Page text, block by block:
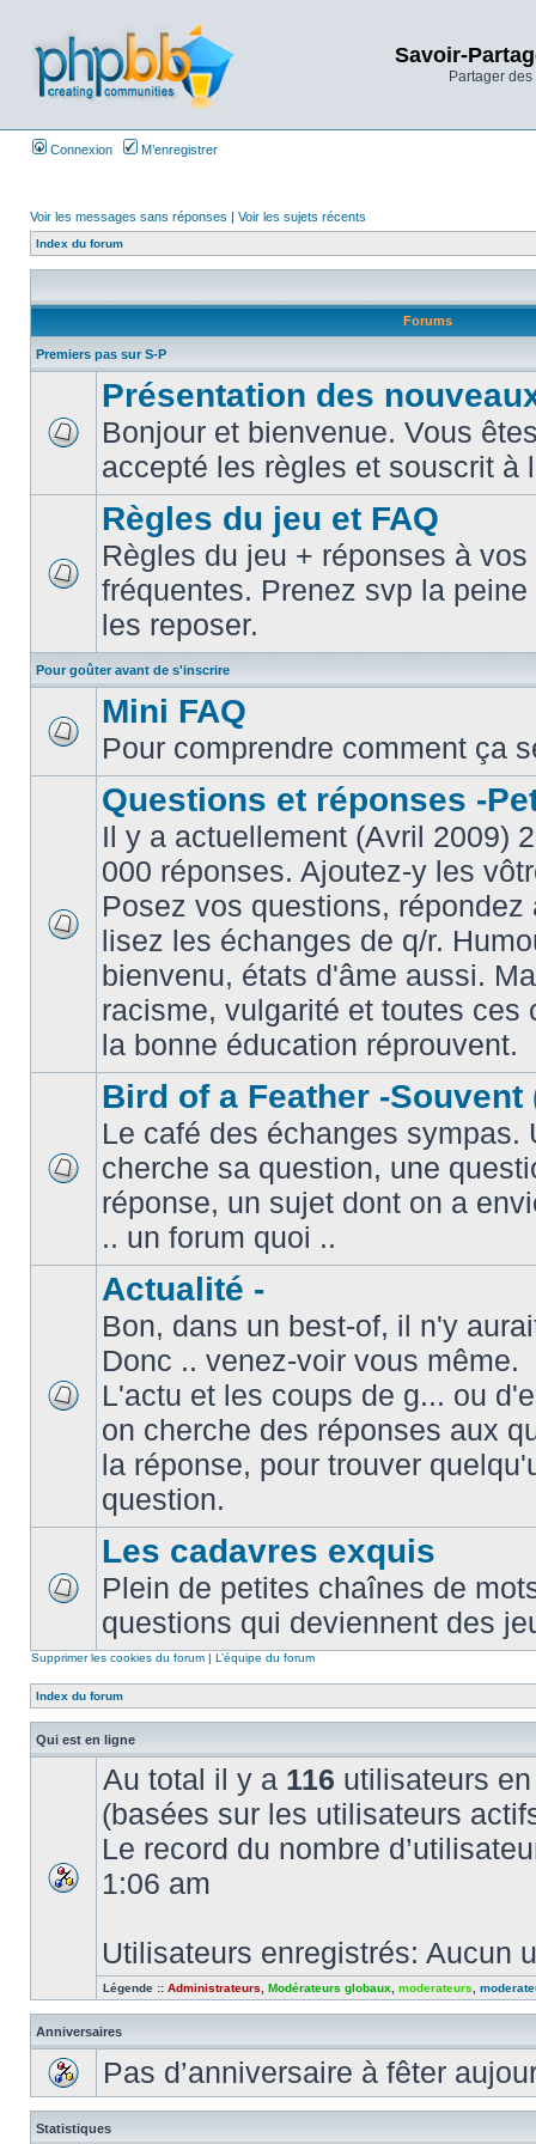
Savoir-
Partager
Connexion M’enregistrer
Voir les messages sans réponses | Voir les sujets récents
Index du forum
Forums
Premiers pas sur S-P
Présentation des
Bonjour et bienvenue. Vous
accepté les règles et souscrit à
Règles du jeu et FAQ
Règles du jeu + réponses à
fréquentes. Prenez svp la
les reposer.
Pour goûter avant de s'inscrire
Mini FAQ
Pour comprendre comment ça
Questions et réponses -
Il y a actuellement (Avril 2009)
000 réponses. Ajoutez-y les
Posez vos questions,
lisez les échanges de q/r.
bienvenu, états d'âme aussi.
racisme, vulgarité et toutes ces
la bonne éducation réprouvent.
Bird of a Feather -Souvent
Le café des échanges sympas.
cherche sa question, une
réponse, un sujet dont on a
.. un forum quoi ..
Actualité -
Bon, dans un best-of, il n'y
Donc .. venez-voir vous même.
L'actu et les coups de g... ou
on cherche des réponses aux
la réponse, pour trouver
question.
Les cadavres exquis
Plein de petites chaînes de
questions qui deviennent des
Supprimer les cookies du forum | L’équipe du forum
Index du forum
Qui est en ligne
Au total il y a 116 utilisateurs
(basées sur les utilisateurs
Le record du nombre
1:06 am
Utilisateurs enregistrés: Aucun
Légende :: Administrateurs Modérateurs globaux moderateurs
Anniversaires
Pas d’anniversaire à fêter
Statistiques